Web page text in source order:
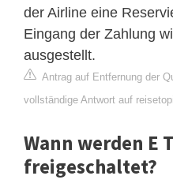
der Airline eine
Eingang der Zahlung
ausgestellt.
Antrag auf Entfernung der
vollständige Antwort auf
Wann werden E
freigeschaltet?